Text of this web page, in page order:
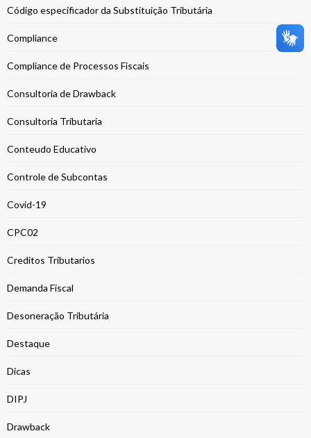
Código especificador da Substituição Tributária
Compliance
Compliance de Processos Fiscais
Consultoria de Drawback
Consultoria Tributaria
Conteudo Educativo
Controle de Subcontas
Covid-19
CPC02
Creditos Tributarios
Demanda Fiscal
Desoneração Tributária
Destaque
Dicas
DIPJ
Drawback